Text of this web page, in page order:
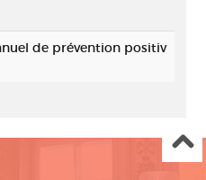
de prévention positiv